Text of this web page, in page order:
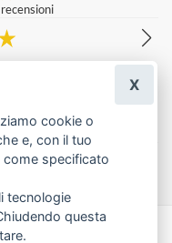
cookie o
e, con il tuo
come specificato
tecnologie
questa
X